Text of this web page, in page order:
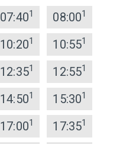
07:401 08:001
10:201 10:551
12:351 12:551
14:501 15:301
17:001 17:351